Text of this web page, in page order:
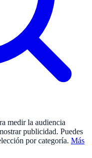
medir la audiencia
publicidad. Puedes
por categoría. Más